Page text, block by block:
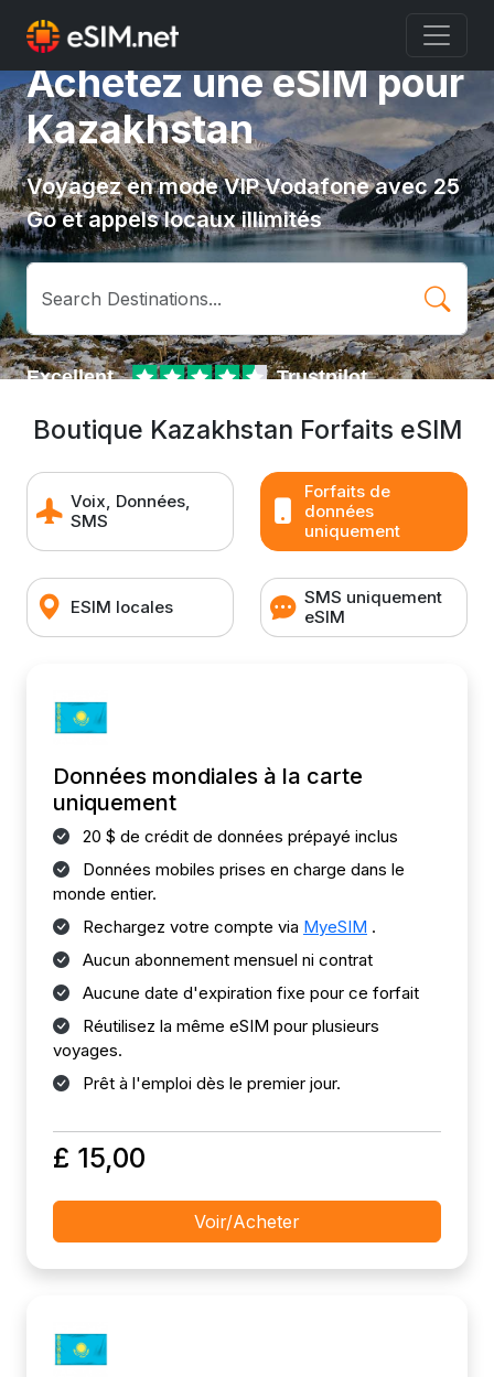
Achetez une eSIM pour
Kazakhstan
Voyagez en mode VIP Vodafone avec 25
Go et appels locaux illimités
Boutique Kazakhstan Forfaits eSIM
Voix, Données,
SMS
Forfaits de
données
uniquement
ESIM locales
SMS uniquement
eSIM
Données mondiales à la carte
uniquement
20 $ de crédit de données prépayé inclus
Données mobiles prises en charge dans le
monde entier.
Rechargez votre compte via MyeSIM .
Aucun abonnement mensuel ni contrat
Aucune date d'expiration fixe pour ce forfait
Réutilisez la même eSIM pour plusieurs
voyages.
Prêt à l'emploi dès le premier jour.
£ 15,00
Voir/Acheter